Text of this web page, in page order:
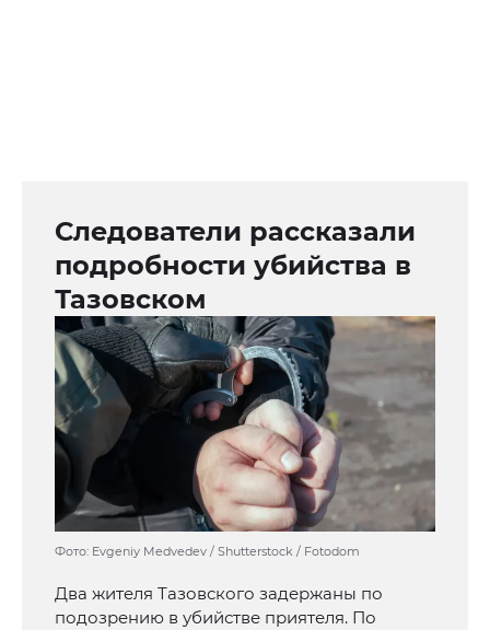
Следователи рассказали
подробности убийства в
Тазовском
Фото: Evgeniy Medvedev / Shutterstock / Fotodom
Два жителя Тазовского задержаны по
подозрению в убийстве приятеля. По